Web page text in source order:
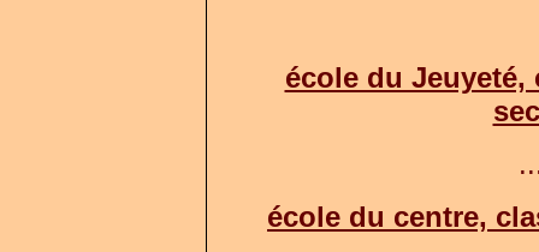
école du Jeuyeté,
école du centre,